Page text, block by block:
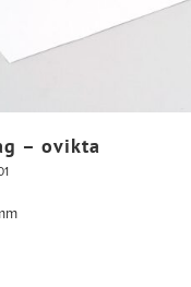
– ovikta